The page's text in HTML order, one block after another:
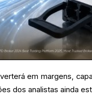
em margens,
dos analistas ainda